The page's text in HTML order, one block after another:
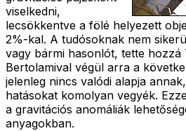
viselkedni,
lecsökkentve a fölé helyezett
2%-kal. A tudósoknak nem
vagy bármi hasonlót, tette hozzá
Bertolamival végül arra a
jelenleg nincs valódi alapja
hatásokat komolyan vegyék.
a gravitációs anomáliák
anyagokban.